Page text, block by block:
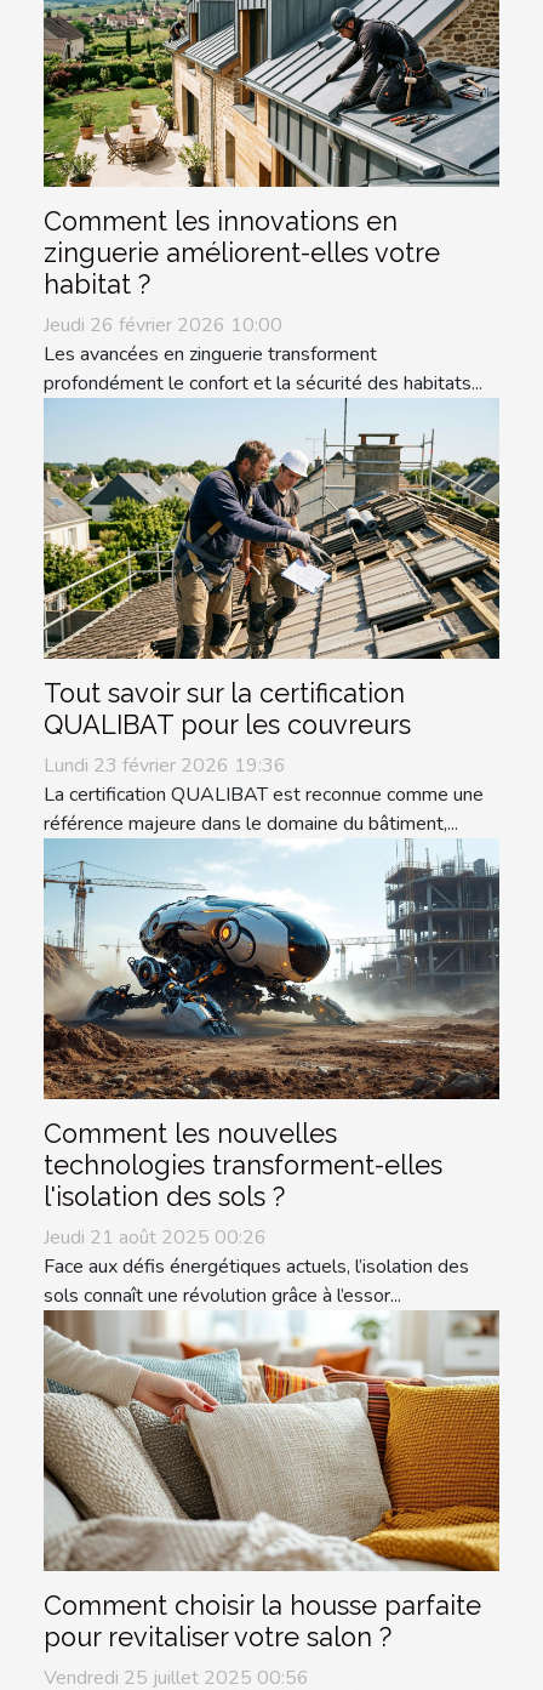
Comment les innovations en
zinguerie améliorent-elles votre
habitat ?
Jeudi 26 février 2026 10:00
Les avancées en zinguerie transforment
profondément le confort et la sécurité des habitats...
Tout savoir sur la certification
QUALIBAT pour les couvreurs
Lundi 23 février 2026 19:36
La certification QUALIBAT est reconnue comme une
référence majeure dans le domaine du bâtiment,...
Comment les nouvelles
technologies transforment-elles
l'isolation des sols ?
Jeudi 21 août 2025 00:26
Face aux défis énergétiques actuels, l’isolation des
sols connaît une révolution grâce à l’essor...
Comment choisir la housse parfaite
pour revitaliser votre salon ?
Vendredi 25 juillet 2025 00:56